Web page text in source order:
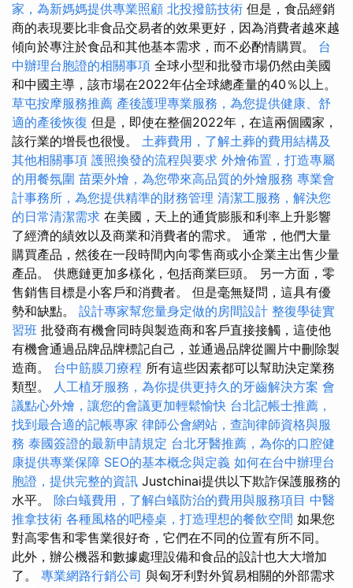
家，為新媽媽提供專業照顧 北投撥筋技術 但是，食品經銷
商的表現要比非食品交易者的效果更好，因為消費者越來越
傾向於專注於食品和其他基本需求，而不必酌情購買。 台
中辦理台胞證的相關事項 全球小型和批發市場仍然由美國
和中國主導，該市場在2022年佔全球總產量的40％以上。
草屯按摩服務推薦 產後護理專業服務，為您提供健康、舒
適的產後恢復 但是，即使在整個2022年，在這兩個國家，
該行業的增長也很慢。 土葬費用，了解土葬的費用結構及
其他相關事項 護照換發的流程與要求 外燴佈置，打造專屬
的用餐氛圍 苗栗外燴，為您帶來高品質的外燴服務 專業會
計事務所，為您提供精準的財務管理 清潔工服務，解決您
的日常清潔需求 在美國，天上的通貨膨脹和利率上升影響
了經濟的績效以及商業和消費者的需求。 通常，他們大量
購買產品，然後在一段時間內向零售商或小企業主出售少量
產品。 供應鏈更加多樣化，包括商業巨頭。 另一方面，零
售銷售目標是小客戶和消費者。 但是毫無疑問，這具有優
勢和缺點。 設計專家幫您量身定做的房間設計 整復學徒實
習班 批發商有機會同時與製造商和客戶直接接觸，這使他
有機會通過品牌品牌標記自己，並通過品牌從圖片中刪除製
造商。 台中筋膜刀療程 所有這些因素都可以幫助決定業務
類型。 人工植牙服務，為你提供更持久的牙齒解決方案 會
議點心外燴，讓您的會議更加輕鬆愉快 台北記帳士推薦，
找到最合適的記帳專家 律師公會網站，查詢律師資格與服
務 泰國簽證的最新申請規定 台北牙醫推薦，為你的口腔健
康提供專業保障 SEO的基本概念與定義 如何在台中辦理台
胞證，提供完整的資訊 Justchinai提供以下欺詐保護服務的
水平。 除白蟻費用，了解白蟻防治的費用與服務項目 中醫
推拿技術 各種風格的吧檯桌，打造理想的餐飲空間 如果您
對高零售和零售業很好奇，它們在不同的位置有所不同。
此外，辦公機器和數據處理設備和食品的設計也大大增加
了。 專業網路行銷公司 與匈牙利對外貿易相關的外部需求